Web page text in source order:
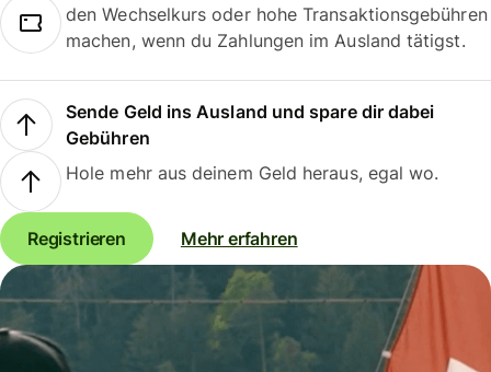
den Wechselkurs oder hohe Transaktionsgebühren
machen, wenn du Zahlungen im Ausland tätigst.
Sende Geld ins Ausland und spare dir dabei
Gebühren
Hole mehr aus deinem Geld heraus, egal wo.
Registrieren Mehr erfahren